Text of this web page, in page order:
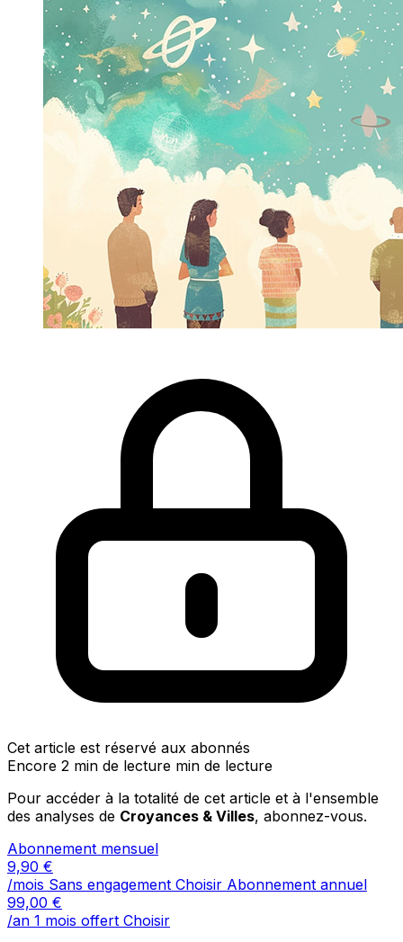
Cet article est réservé aux abonnés
Encore 2 min de lecture min de lecture
Pour accéder à la totalité de cet article et à l'ensemble
des analyses de Croyances & Villes, abonnez-vous.
Abonnement mensuel
9,90 €
/mois Sans engagement Choisir Abonnement annuel
99,00 €
/an 1 mois offert Choisir